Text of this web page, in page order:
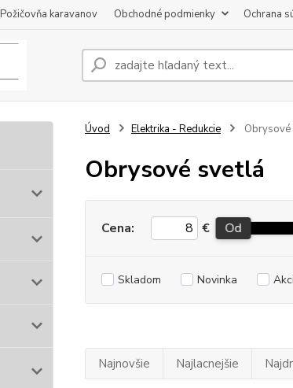
Požičovňa karavanov Obchodné podmienky Ochrana
Úvod Elektrika - Redukcie Obrysové
Obrysové svetlá
Cena: € Od
Skladom Novinka
Najnovšie Najlacnejšie